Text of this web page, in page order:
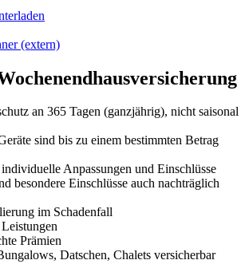
(extern)
an 365 Tagen (ganzjährig), nicht saisonal
sind bis zu einem bestimmten Betrag
Anpassungen und Einschlüsse
besondere Einschlüsse auch nachträglich
im Schadenfall
Prämien
Datschen, Chalets versicherbar